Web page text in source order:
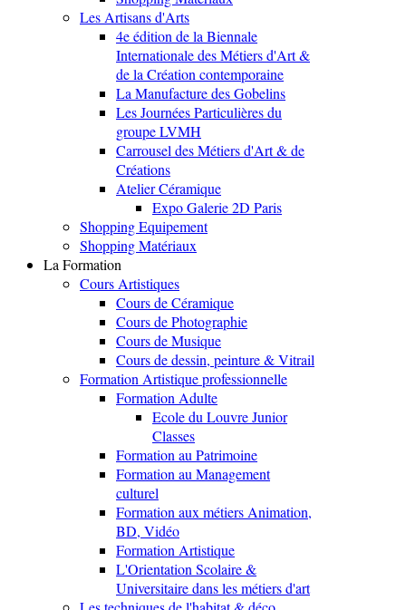
Les Artisans d'Arts
4e édition de la Biennale
Internationale des Métiers d'Art &
de la Création contemporaine
La Manufacture des Gobelins
Les Journées Particulières du
groupe LVMH
Carrousel des Métiers d'Art & de
Créations
Atelier Céramique
Expo Galerie 2D Paris
Shopping Equipement
Shopping Matériaux
La Formation
Cours Artistiques
Cours de Céramique
Cours de Photographie
Cours de Musique
Cours de dessin, peinture & Vitrail
Formation Artistique professionnelle
Formation Adulte
Ecole du Louvre Junior
Classes
Formation au Patrimoine
Formation au Management
culturel
Formation aux métiers Animation,
BD, Vidéo
Formation Artistique
L'Orientation Scolaire &
Universitaire dans les métiers d'art